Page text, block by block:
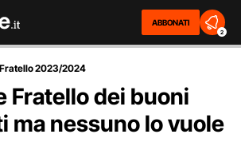
ABBONATI
2
2023/2024
Fratello dei buoni
ma nessuno lo vuole